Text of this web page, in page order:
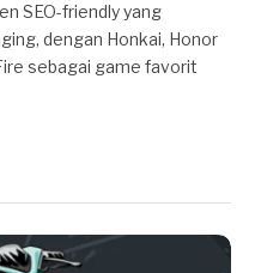
SEO-friendly yang
dengan Honkai, Honor
sebagai game favorit